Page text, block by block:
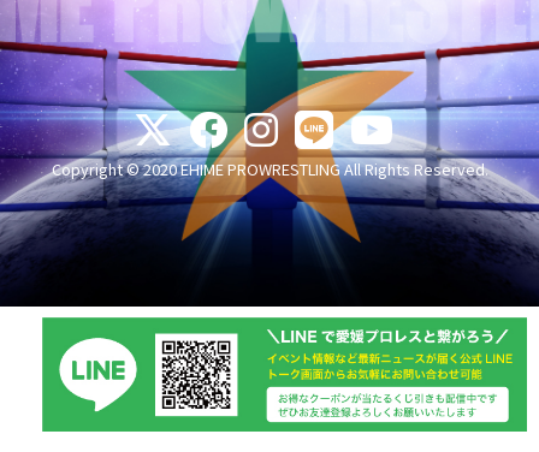
Copyright © 2020 EHIME PROWRESTLING All Rights Reserved.